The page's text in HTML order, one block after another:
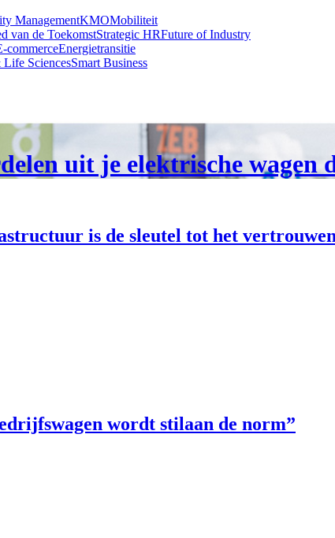
ManagementKMOMobiliteit
van de ToekomstStrategic HRFuture of Industry
commerceEnergietransitie
SciencesSmart Business
uit je elektrische wagen
is de sleutel tot het
wordt stilaan de norm”